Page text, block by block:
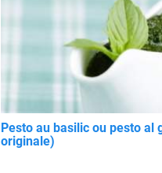
Pesto au basilic ou pesto al
originale)